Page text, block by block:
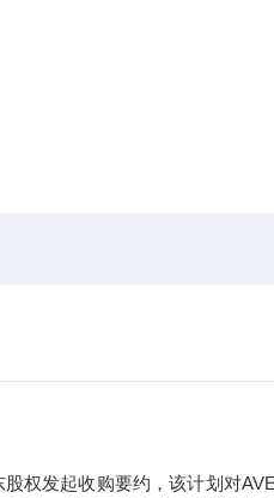
权发起收购要约，该计划对